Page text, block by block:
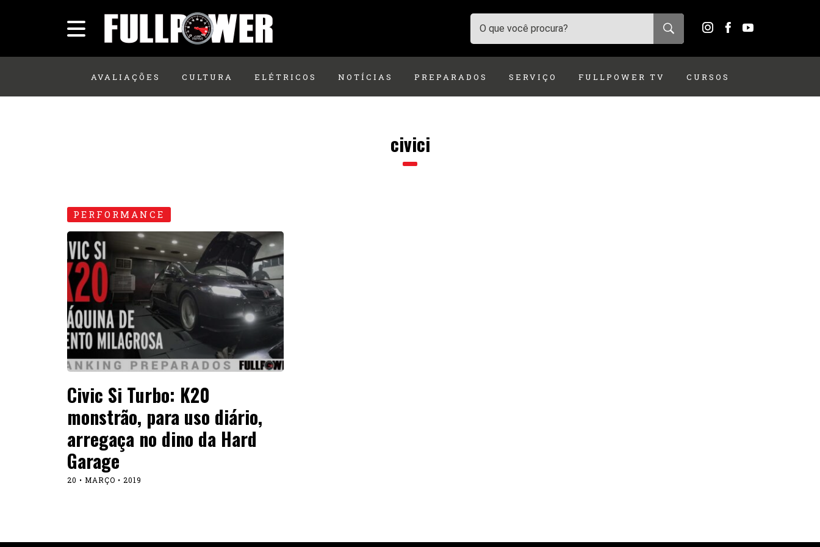
AVALIAÇÕES CULTURA ELÉTRICOS NOTÍCIAS PREPARADOS SERVIÇO FULLPOWER TV CURSOS
civici
PERFORMANCE
Civic Si Turbo: K20
monstrão, para uso diário,
arregaça no dino da Hard
Garage
20 • MARÇO • 2019